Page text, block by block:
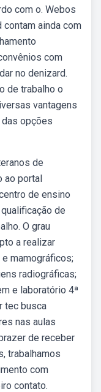
com o. Webos
ainda com
com
no denizard.
de trabalho o
vantagens
das opções
de
ao portal
de ensino
de
O grau
a realizar
mamográficos;
radiográficas;
e laboratório 4ª
tec busca
nas aulas
de receber
trabalhamos
com
contato.